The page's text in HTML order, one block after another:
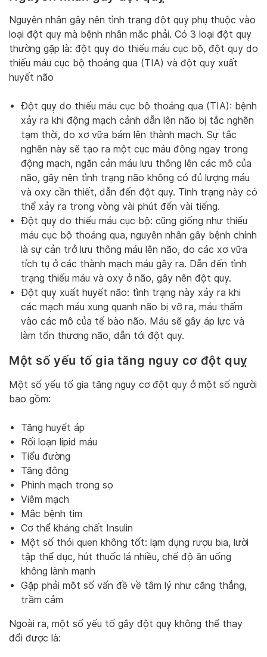
Nguyên nhân gây nên tình trạng đột quỵ phụ thuộc vào
loại đột quỵ mà bệnh nhân mắc phải. Có 3 loại đột quỵ
thường gặp là: đột quỵ do thiếu máu cục bộ, đột quỵ do
thiếu máu cục bộ thoáng qua (TIA) và đột quỵ xuất
huyết não
Đột quỵ do thiếu máu cục bộ thoáng qua (TIA): bệnh
xảy ra khi động mạch cảnh dẫn lên não bị tắc nghẽn
tạm thời, do xơ vữa bám lên thành mạch. Sự tắc
nghẽn này sẽ tạo ra một cục máu đông ngay trong
động mạch, ngăn cản máu lưu thông lên các mô của
não, gây nên tình trạng não không có đủ lượng máu
và oxy cần thiết, dẫn đến đột quỵ. Tình trạng này có
thể xảy ra trong vòng vài phút đến vài tiếng.
Đột quỵ do thiếu máu cục bộ: cũng giống như thiếu
máu cục bộ thoáng qua, nguyên nhân gây bệnh chính
là sự cản trở lưu thông máu lên não, do các xơ vữa
tích tụ ở các thành mạch máu gây ra. Dẫn đến tình
trạng thiếu máu và oxy ở não, gây nên đột quỵ.
Đột quỵ xuất huyết não: tình trạng này xảy ra khi
các mạch máu xung quanh não bị vỡ ra, máu thấm
vào các mô của tế bào não. Máu sẽ gây áp lực và
làm tổn thương não, dẫn tới đột quỵ.
Một số yếu tố gia tăng nguy cơ đột quỵ
Một số yếu tố gia tăng nguy cơ đột quỵ ở một số người
bao gồm:
Tăng huyết áp
Rối loạn lipid máu
Tiểu đường
Tăng đông
Phình mạch trong sọ
Viêm mạch
Mắc bệnh tim
Cơ thể kháng chất Insulin
Một số thói quen không tốt: lạm dụng rượu bia, lười
tập thể dục, hút thuốc lá nhiều, chế độ ăn uống
không lành mạnh
Gặp phải một số vấn đề về tâm lý như căng thẳng,
trầm cảm
Ngoài ra, một số yếu tố gây đột quỵ không thể thay
đổi được là: